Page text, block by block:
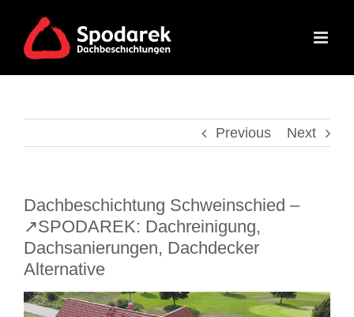
content
Previous Next
Dachbeschichtung Schweinschied –
↗️SPODAREK: Dachreinigung,
Dachsanierungen, Dachdecker
Alternative